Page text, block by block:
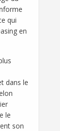
qui
en
dans le
le
son